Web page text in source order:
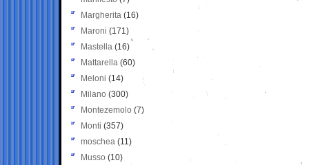
Margherita (16)
Maroni (171)
Mastella (16)
Mattarella (60)
Meloni (14)
Milano (300)
Montezemolo (7)
Monti (357)
moschea (11)
Musso (10)